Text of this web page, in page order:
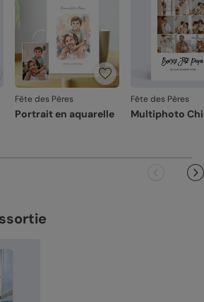
Fête des Pères
Portrait en aquarelle
Fête des Pères
Multiphoto